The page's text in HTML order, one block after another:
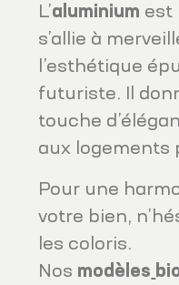
L’aluminium est
s’allie à
l’esthétique
futuriste. Il
touche
aux logements
Pour une
votre bien,
les coloris.
Nos modèles